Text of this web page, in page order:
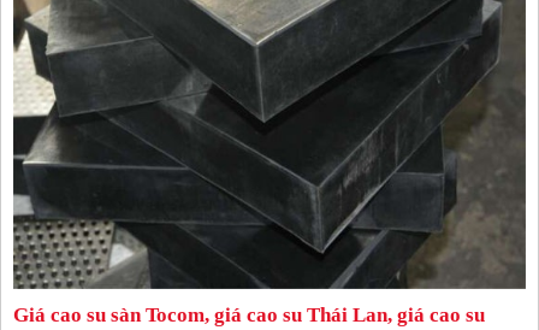
Giá cao su sàn Tocom, giá cao su Thái Lan, giá cao su